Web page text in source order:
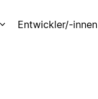
Entwickler/-innen